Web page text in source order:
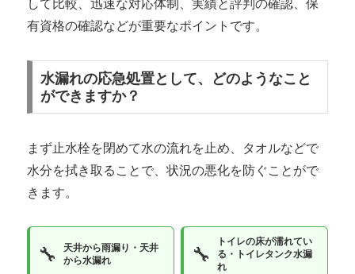
して比較、迅速な対応体制、実績と評判の確認、保
有資格の確認などが重要なポイントです。
水漏れの応急処置として、どのようなこと
ができますか？
まず止水栓を閉めて水の流れを止め、タオルなどで
水分を拭き取ることで、状況の悪化を防ぐことがで
きます。
🔧
天井から雨漏り・天井
から水漏れ
🔧
トイレの床が濡れてい
る・トイレタンク水漏
れ